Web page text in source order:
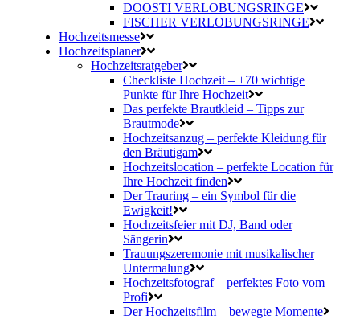
DOOSTI VERLOBUNGSRINGE
FISCHER VERLOBUNGSRINGE
Hochzeitsmesse
Hochzeitsplaner
Hochzeitsratgeber
Checkliste Hochzeit – +70 wichtige
Punkte für Ihre Hochzeit
Das perfekte Brautkleid – Tipps zur
Brautmode
Hochzeitsanzug – perfekte Kleidung für
den Bräutigam
Hochzeitslocation – perfekte Location für
Ihre Hochzeit finden
Der Trauring – ein Symbol für die
Ewigkeit!
Hochzeitsfeier mit DJ, Band oder
Sängerin
Trauungszeremonie mit musikalischer
Untermalung
Hochzeitsfotograf – perfektes Foto vom
Profi
Der Hochzeitsfilm – bewegte Momente